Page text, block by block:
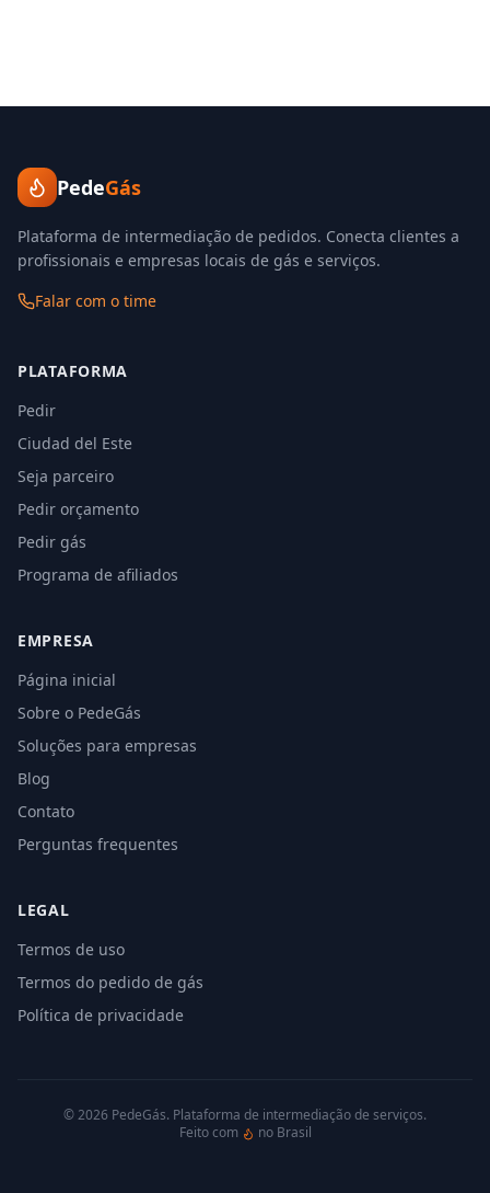
PedeGás
Plataforma de intermediação de pedidos. Conecta clientes a
profissionais e empresas locais de gás e serviços.
Falar com o time
PLATAFORMA
Pedir
Ciudad del Este
Seja parceiro
Pedir orçamento
Pedir gás
Programa de afiliados
EMPRESA
Página inicial
Sobre o PedeGás
Soluções para empresas
Blog
Contato
Perguntas frequentes
LEGAL
Termos de uso
Termos do pedido de gás
Política de privacidade
©2026 PedeGás. Plataforma de intermediação de serviços.
Feito com
no Brasil